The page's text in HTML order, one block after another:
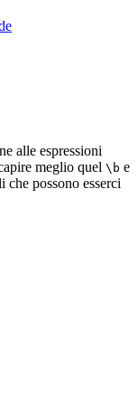
alle espressioni
meglio quel \b e
che possono esserci